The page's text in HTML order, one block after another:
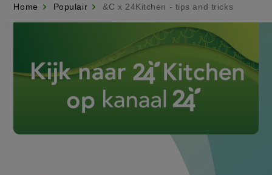
Home Populair &C x 24Kitchen - tips and tricks